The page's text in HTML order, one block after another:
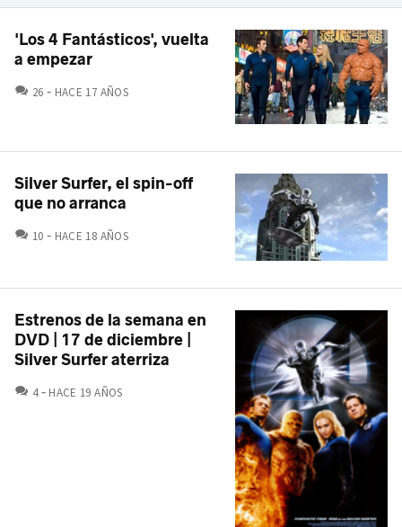
'Los 4 Fantásticos', vuelta
a empezar
26 COMENTARIOS
HACE 17 AÑOS
Silver Surfer, el spin-off
que no arranca
10 COMENTARIOS
HACE 18 AÑOS
Estrenos de la semana en
DVD | 17 de diciembre |
Silver Surfer aterriza
4 COMENTARIOS
HACE 19 AÑOS